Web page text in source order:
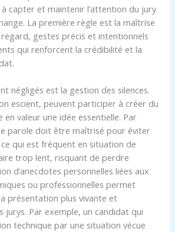
capter et maintenir l’attention du jury
La première règle est la maîtrise
gestes précis et intentionnels
qui renforcent la crédibilité et la
négligés est la gestion des silences.
escient, peuvent participer à créer du
valeur une idée essentielle. Par
parole doit être maîtrisé pour éviter
qui est fréquent en situation de
trop lent, risquant de perdre
d’anecdotes personnelles liées aux
ou professionnelles permet
présentation plus vivante et
jurys. Par exemple, un candidat qui
technique par une situation vécue